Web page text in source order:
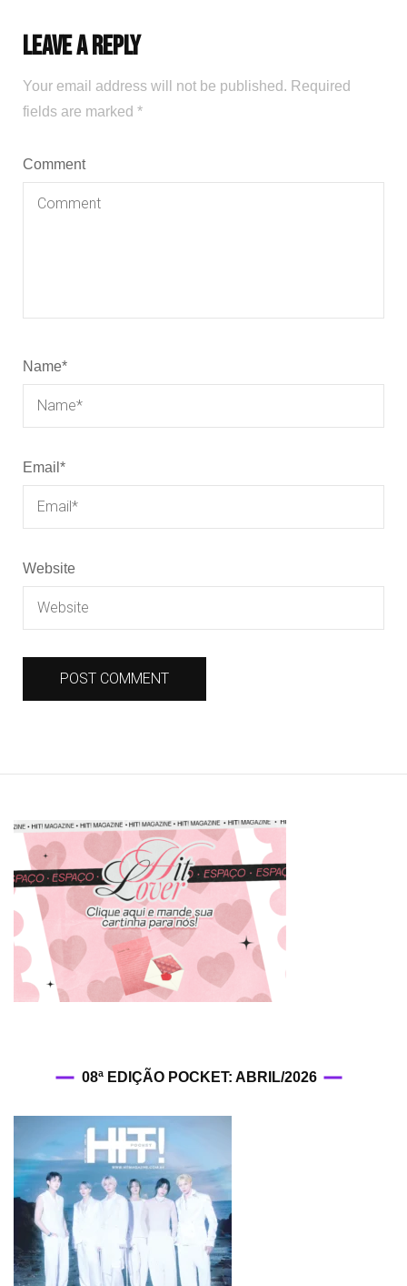
Leave a Reply
Your email address will not be published. Required
fields are marked *
Comment
Name*
Email *
Website
08ª EDIÇÃO POCKET: ABRIL/2026